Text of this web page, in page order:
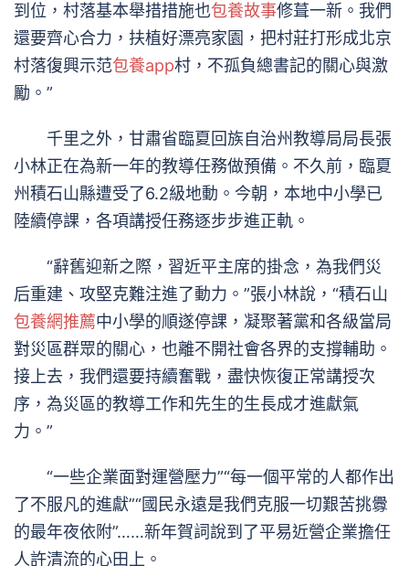
到位，村落基本舉措措施也包養故事修葺一新。我們
還要齊心合力，扶植好漂亮家園，把村莊打形成北京
村落復興示范包養app村，不孤負總書記的關心與激
勵。”
千里之外，甘肅省臨夏回族自治州教導局局長張
小林正在為新一年的教導任務做預備。不久前，臨夏
州積石山縣遭受了6.2級地動。今朝，本地中小學已
陸續停課，各項講授任務逐步步進正軌。
“辭舊迎新之際，習近平主席的掛念，為我們災
后重建、攻堅克難注進了動力。”張小林說，“積石山
包養網推薦中小學的順遂停課，凝聚著黨和各級當局
對災區群眾的關心，也離不開社會各界的支撐輔助。
接上去，我們還要持續奮戰，盡快恢復正常講授次
序，為災區的教導工作和先生的生長成才進獻氣
力。”
“一些企業面對運營壓力”“每一個平常的人都作出
了不服凡的進獻”“國民永遠是我們克服一切艱苦挑釁
的最年夜依附”……新年賀詞說到了平易近營企業擔任
人許清流的心田上。